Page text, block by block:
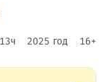
13ч 2025 год 16+